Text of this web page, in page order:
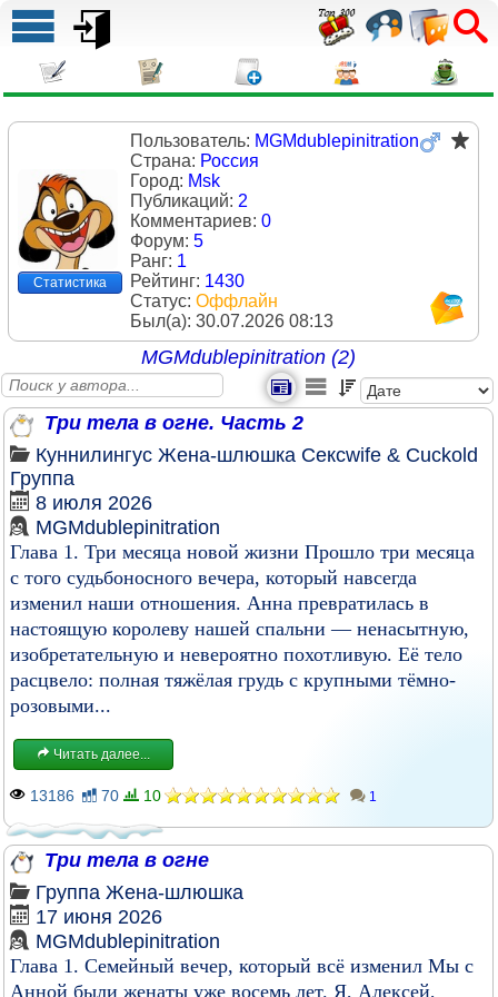
Статистика
Пользователь: MGMdublepinitration
Страна: Россия
Город: Msk
Публикаций: 2
Комментариев: 0
Форум: 5
Ранг: 1
Рейтинг: 1430
Статус: Оффлайн
Был(a): 30.07.2026 08:13
MGMdublepinitration (2)
Три тела в огне. Часть 2
Куннилингус Жена-шлюшка Сексwife & Cuckold
Группа
8 июля 2026
MGMdublepinitration
Глава 1. Три месяца новой жизни Прошло три месяца
с того судьбоносного вечера, который навсегда
изменил наши отношения. Анна превратилась в
настоящую королеву нашей спальни — ненасытную,
изобретательную и невероятно похотливую. Её тело
расцвело: полная тяжёлая грудь с крупными тёмно-
розовыми...
Читать далее...
13186 70 10 1
Три тела в огне
Группа Жена-шлюшка
17 июня 2026
MGMdublepinitration
Глава 1. Семейный вечер, который всё изменил Мы с
Анной были женаты уже восемь лет. Я, Алексей,